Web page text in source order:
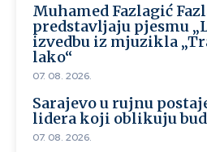
Muhamed Fazlagić
predstavljaju pjesmu
izvedbu iz mjuzikla
lako“
07. 08. 2026.
Sarajevo u rujnu
lidera koji oblikuju
07. 08. 2026.